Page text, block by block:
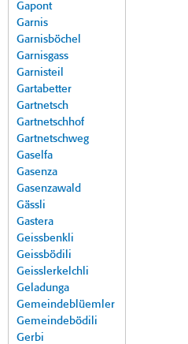
Gapont
Garnis
Garnisböchel
Garnisgass
Garnisteil
Gartabetter
Gartnetsch
Gartnetschhof
Gartnetschweg
Gaselfa
Gasenza
Gasenzawald
Gässli
Gastera
Geissbenkli
Geissbödili
Geisslerkelchli
Geladunga
Gemeindeblüemler
Gemeindebödili
Gerbi